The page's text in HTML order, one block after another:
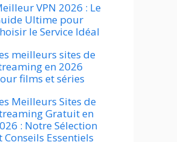
VPN 2026 : Le
Ultime pour
le Service Idéal
meilleurs sites de
en 2026
films et séries
Meilleurs Sites de
Gratuit en
: Notre Sélection
Conseils Essentiels